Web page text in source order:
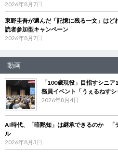
2026年8月7日
東野圭吾が選んだ「記憶に残る一文」は
読者参加型キャンペーン
2026年8月7日
動画
「100歳現役」目指すシニ
務員イベント「うぇるねすシ
2026年8月4日
AI時代、「暗黙知」は継承できるのか 「
ル
2026年8月3日